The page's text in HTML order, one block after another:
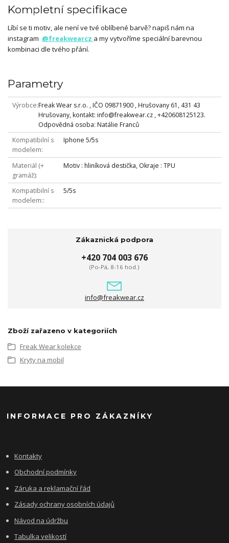
Kompletní specifikace
Líbí se ti motiv, ale není ve tvé oblíbené barvě? napiš nám na
instagram @freakwearcz a my vytvoříme speciální barevnou
kombinaci dle tvého přání.
Parametry
Výrobce Freak Wear s.r.o. , IČO 09871900 , Hrušovany 61, 431 43
Hrušovany, kontakt: info@freakwear.cz , +420608125123.
Odpovědná osoba: Natálie Franců
Kompatibilní s
modelem
Iphone 5/5s
Materiál (+
gramáž)
Motiv : hliníková destička, Okraje : TPU
Kompatibilní s
modelem:
5/5s
Zákaznická podpora
+420 704 003 676
(Po-Pá, 8-16 hod.)
info@freakwear.cz
Zboží zařazeno v kategoriích
Freak Wear kolekce
Kryty na mobil
INFORMACE PRO ZÁKAZNÍKY
Kontakty
Obchodní podmínky
Záruka a reklamační řád
Zásady ochrany osobních údajů
Návod na údržbu
Tabulka velikostí